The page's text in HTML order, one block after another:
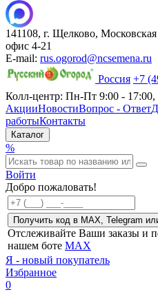
141108, г. Щелково, Московская
офис 4-21
E-mail: rus.ogorod@ncsemena.ru
Россия +7
Колл-центр: Пн-Пт 9:00 - 17:00,
АкцииНовостиВопрос - Ответ
работыКонтакты
Каталог
%
Войти
Добро пожаловать!
Получить код в MAX, Telegram
Отслеживайте Ваши заказы и
нашем боте MAX
Я - новый покупатель
Избранное
0